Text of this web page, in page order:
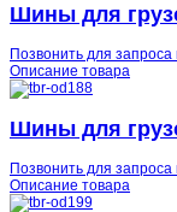
Шины для
Позвонить для
Описание товара
Шины для
Позвонить для
Описание товара